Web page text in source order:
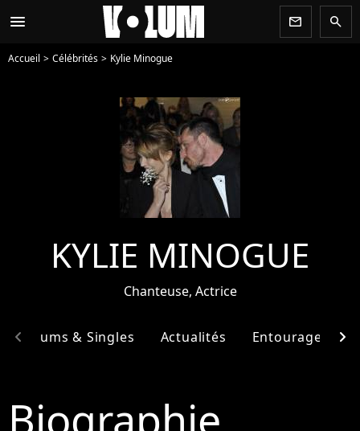
menu newsletter search
Accueil Célébrités Kylie Minogue
KYLIE MINOGUE
Chanteuse, Actrice
Albums & Singles Actualités Entourage
chevron_left chevron_right
Biographie